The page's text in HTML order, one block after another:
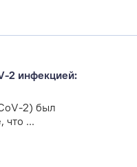
2 инфекцией:
2) был
что ...